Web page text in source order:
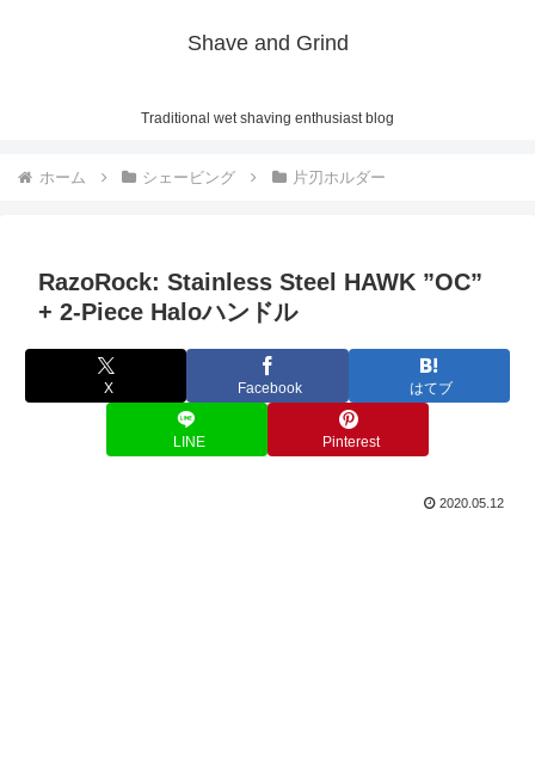
Shave and Grind
Traditional wet shaving enthusiast blog
ホーム シェービング 片刃ホルダー
RazoRock: Stainless Steel HAWK ”OC”
+ 2-Piece Haloハンドル
X Facebook はてブ
LINE Pinterest
2020.05.12